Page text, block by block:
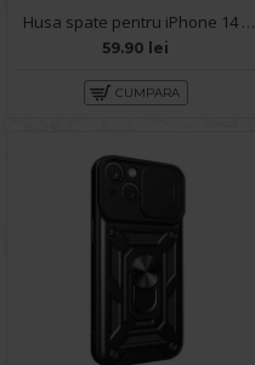
Husa spate pentru iPhone 14 - Mantis Case Rosu / Negru
59.90 lei
CUMPARA